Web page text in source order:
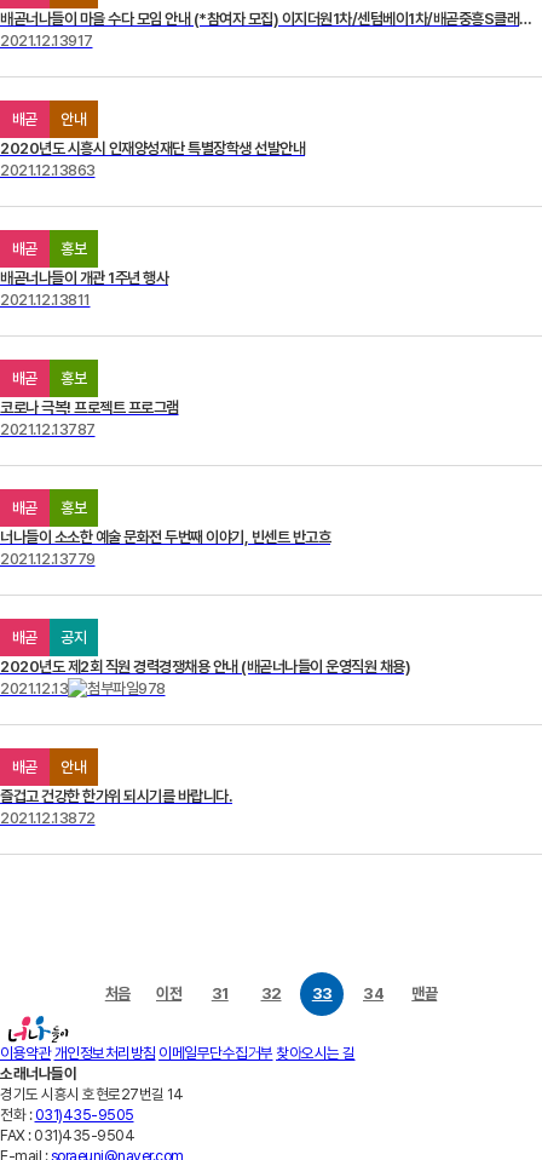
배곧너나들이 마을 수다 모임 안내 (*참여자 모집) 이지더원1차/센텀베이1차/배곧중흥S클래스 입주민 대상
2021.12.13917
배곧
안내
2020년도 시흥시 인재양성재단 특별장학생 선발안내
2021.12.13863
배곧
홍보
배곧너나들이 개관 1주년 행사
2021.12.13811
배곧
홍보
코로나 극복! 프로젝트 프로그램
2021.12.13787
배곧
홍보
너나들이 소소한 예술 문화전 두번째 이야기, 빈센트 반고흐
2021.12.13779
배곧
공지
2020년도 제2회 직원 경력경쟁채용 안내 (배곧너나들이 운영직원 채용)
2021.12.13
978
배곧
안내
즐겁고 건강한 한가위 되시기를 바랍니다.
2021.12.13872
처음 이전 31 32 33 34 맨끝
이용약관 개인정보처리방침 이메일무단수집거부 찾아오시는 길
소래너나들이
경기도 시흥시 호현로27번길 14
전화 :031)435-9505
FAX : 031)435-9504
E-mail :soraeuni@naver.com